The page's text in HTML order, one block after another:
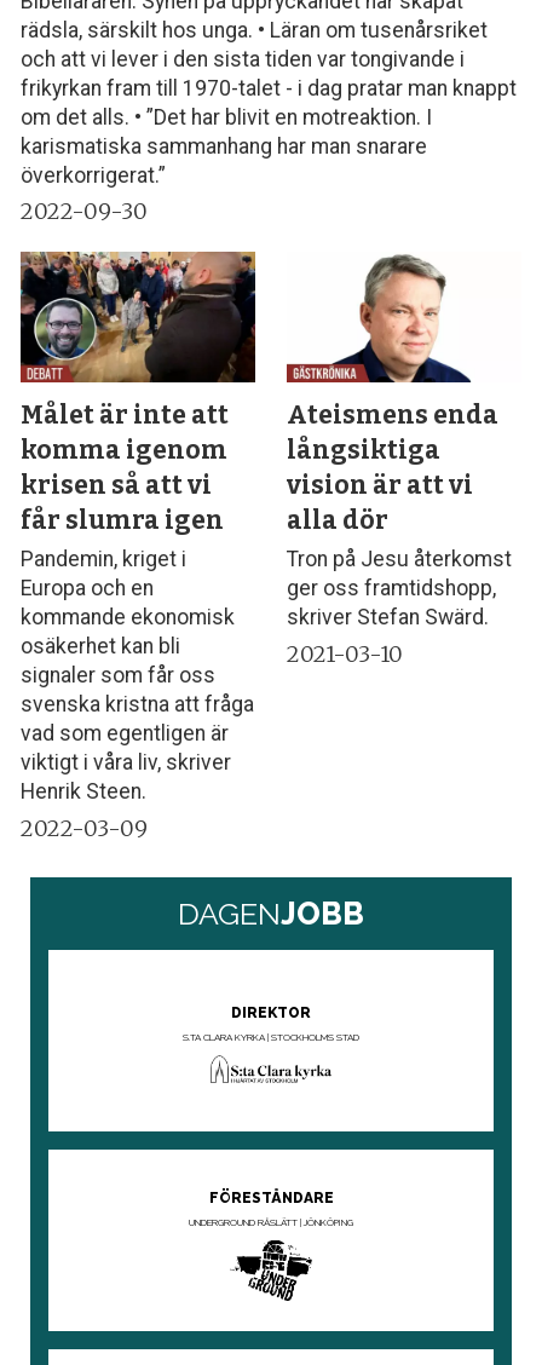
rädsla, särskilt hos unga. • Läran om tusenårsriket
och att vi lever i den sista tiden var tongivande i
frikyrkan fram till 1970-talet - i dag pratar man knappt
om det alls. • ”Det har blivit en motreaktion. I
karismatiska sammanhang har man snarare
överkorrigerat.”
2022-09-30
Målet är inte att
komma igenom
krisen så att vi
får slumra igen
Pandemin, kriget i
Europa och en
kommande ekonomisk
osäkerhet kan bli
signaler som får oss
svenska kristna att fråga
vad som egentligen är
viktigt i våra liv, skriver
Henrik Steen.
2022-03-09
Ateismens enda
långsiktiga
vision är att vi
alla dör
Tron på Jesu återkomst
ger oss framtidshopp,
skriver Stefan Swärd.
2021-03-10